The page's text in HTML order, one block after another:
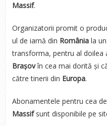
Massif.
Organizatorii promit o
ul de iarnă din Româniala un
transforma, pentru al doilea
Brașovîn cea mai dorită și
către tinerii din Europa.
Abonamentele pentru cea
Massifsunt disponibile pe